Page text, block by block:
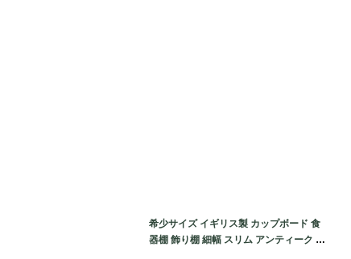
希少サイズ イギリス製 カップボード 食
器棚 飾り棚 細幅 スリム アンティーク 見